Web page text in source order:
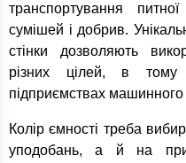
транспортування
сумішей і добрив.
стінки дозволяють
різних цілей, в тому
підприємствах
Колір ємності треба
уподобань, а й на